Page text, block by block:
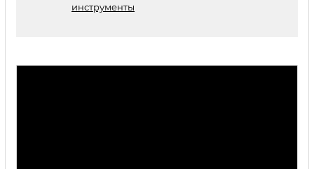
инструменты